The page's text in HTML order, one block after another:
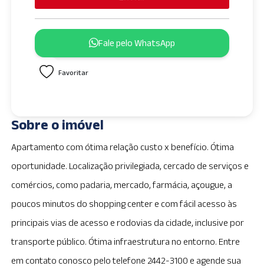
e
d
t
a
+
1
Fale pelo WhatsApp
Favoritar
Sobre o imóvel
Apartamento com ótima relação custo x benefício. Ótima
oportunidade. Localização privilegiada, cercado de serviços e
comércios, como padaria, mercado, farmácia, açougue, a
poucos minutos do shopping center e com fácil acesso às
principais vias de acesso e rodovias da cidade, inclusive por
transporte público. Ótima infraestrutura no entorno. Entre
em contato conosco pelo telefone 2442-3100 e agende sua